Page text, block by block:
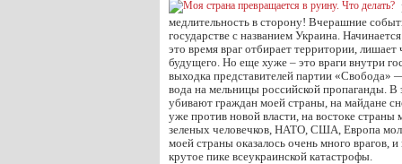
медлительность в сторону! Вчерашние
государстве с названием Украина.
это время враг отбирает территории, лишает
будущего. Но еще хуже – это враги внутри
выходка представителей партии «Свобода»
вода на мельницы российской пропаганды.
убивают граждан моей страны, на майдане
уже против новой власти, на востоке
зеленых человечков, НАТО, США, Европа
моей страны оказалось очень много врагов,
крутое пике всеукраинской катастрофы.